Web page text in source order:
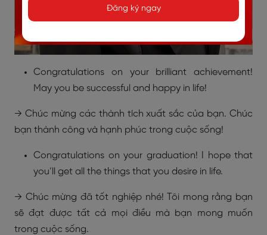
Congratulations on your brilliant achievement!
May you be successful and happy in life!
→ Chúc mừng các thành tích xuất sắc của bạn. Chúc
bạn thành công và hạnh phúc trong cuộc sống!
Congratulations on your graduation! I hope that
you’ll get all the things that you desire in life.
→ Chúc mừng đã tốt nghiệp nhé! Tôi mong rằng bạn
sẽ đạt được tất cả mọi điều mà bạn mong muốn
trong cuộc sống.
Đăng ký ngay